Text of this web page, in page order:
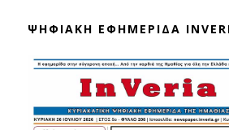
ΨΗΦΙΑΚΗ ΕΦΗΜΕΡΙΔΑ